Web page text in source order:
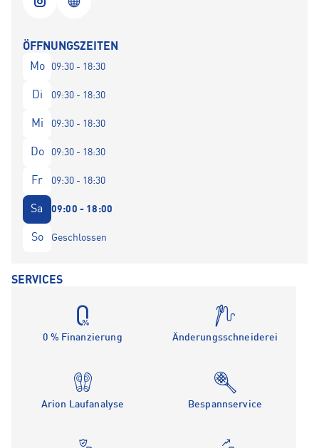
ÖFFNUNGSZEITEN
Mo
09:30 - 18:30
Di 09:30 - 18:30
Mi 09:30 - 18:30
Do 09:30 - 18:30
Fr 09:30 - 18:30
Sa 09:00 - 18:00
So Geschlossen
SERVICES
0 % Finanzierung Änderungsschneiderei
Arion Laufanalyse Bespannservice